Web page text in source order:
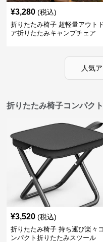
¥3,280 (税込)
折りたたみ椅子 超軽量アウト
ア折りたたみキャンプチェア
人気
折りたたみ椅子コンパク
¥3,520 (税込)
折りたたみ椅子 持ち運び楽々コ
ンパクト折りたたみスツール